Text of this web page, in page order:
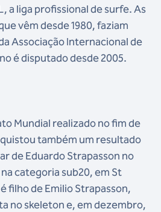
a liga profissional de surfe. As
vêm desde 1980, faziam
Associação Internacional de
é disputado desde 2005.
Mundial realizado no fim de
também um resultado
de Eduardo Strapasson no
categoria sub20, em St
filho de Emilio Strapasson,
no skeleton e, em dezembro,